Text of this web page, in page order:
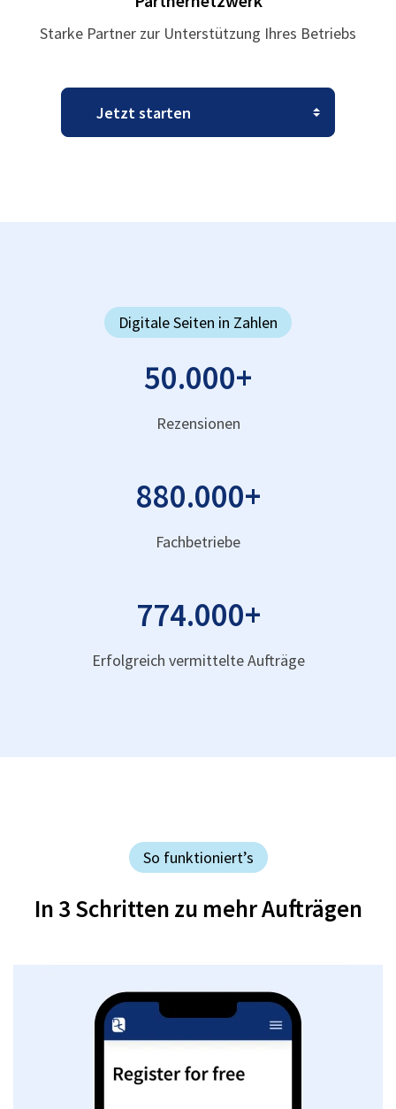
Starke Partner zur Unterstützung Ihres Betriebs
Digitale Seiten in Zahlen
50.000+
Rezensionen
880.000+
Fachbetriebe
774.000+
Erfolgreich vermittelte Aufträge
So funktioniert’s
In 3 Schritten zu mehr Aufträgen